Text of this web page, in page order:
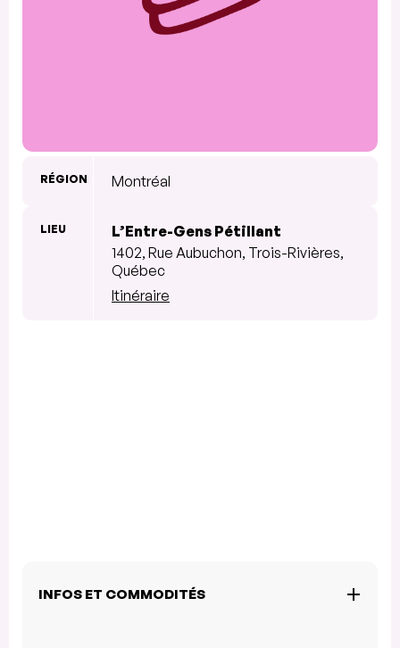
RÉGION Montréal
LIEU
L’Entre-Gens Pétillant
1402, Rue Aubuchon, Trois-Rivières,
Québec
Itinéraire
INFOS ET COMMODITÉS